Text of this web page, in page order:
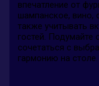
впечатление от
шампанское, вино,
также учитывать
гостей. Подумайте
сочетаться с
гармонию на столе.